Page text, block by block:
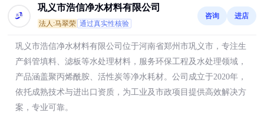
巩义市浩信净水材料有限公司
法人:马翠荣 通过真实性核验
咨询 进店
巩义市浩信净水材料有限公司位于河南省郑州市巩义市，专注生
产斜管填料、滤板等水处理材料，服务环保工程及水处理领域，
产品涵盖聚丙烯酰胺、活性炭等净水耗材。公司成立于2020年，
依托成熟技术与进出口资质，为工业及市政项目提供高效解决方
案，专业可靠。